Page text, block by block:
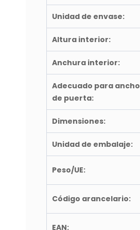
Unidad de envase:
Altura interior:
Anchura interior:
Adecuado para ancho
de puerta:
Dimensiones:
Unidad de embalaje:
Peso/UE:
Código arancelario:
EAN: